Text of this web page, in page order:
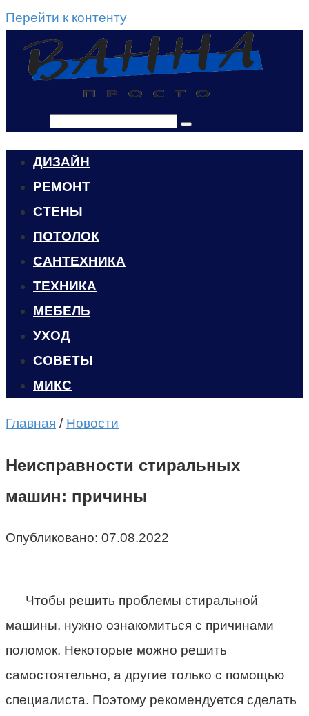
Перейти к контенту
ДИЗАЙН
РЕМОНТ
СТЕНЫ
ПОТОЛОК
САНТЕХНИКА
ТЕХНИКА
МЕБЕЛЬ
УХОД
CОВЕТЫ
МИКС
Главная / Новости
Неисправности стиральных
машин: причины
Опубликовано: 07.08.2022
Чтобы решить проблемы стиральной
машины, нужно ознакомиться с причинами
поломок. Некоторые можно решить
самостоятельно, а другие только с помощью
специалиста. Поэтому рекомендуется сделать